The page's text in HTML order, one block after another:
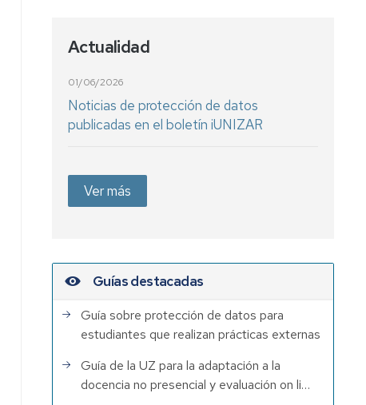
Actualidad
01/06/2026
Noticias de protección de datos
publicadas en el boletín iUNIZAR
Ver más
Guías destacadas
Guía sobre protección de datos para
estudiantes que realizan prácticas externas
Guía de la UZ para la adaptación a la
docencia no presencial y evaluación on li…